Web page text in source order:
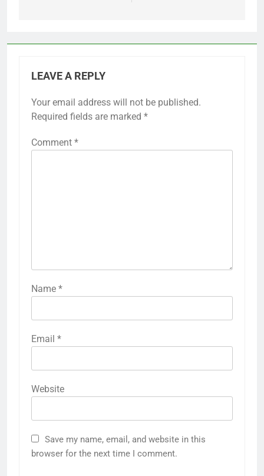
LEAVE A REPLY
Your email address will not be published.
Required fields are marked *
Comment *
Name *
Email *
Website
Save my name, email, and website in this
browser for the next time I comment.